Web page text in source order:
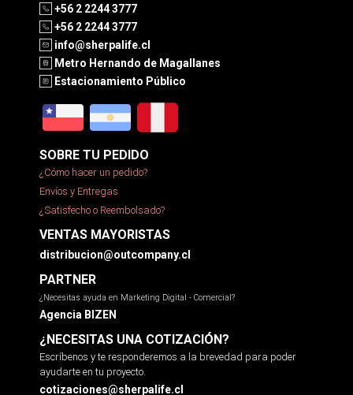
+56 2 2244 3777
+56 2 2244 3777
info@sherpalife.cl
Metro Hernando de Magallanes
Estacionamiento Público
SOBRE TU PEDIDO
¿Cómo hacer un pedido?
Envíos y Entregas
¿Satisfecho o Reembolsado?
VENTAS MAYORISTAS
distribucion@outcompany.cl
PARTNER
¿Necesitas ayuda en Marketing Digital - Comercial?
Agencia BIZEN
¿NECESITAS UNA COTIZACIÓN?
Escríbenos y te responderemos a la brevedad para poder
ayudarte en tu proyecto.
cotizaciones@sherpalife.cl